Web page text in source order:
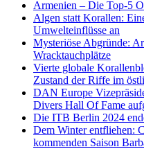
Armenien – Die Top-5
Algen statt Korallen:
Umwelteinflüsse an
Mysteriöse Abgründe:
Wracktauchplätze
Vierte globale
Zustand der Riffe im
DAN Europe
Divers Hall Of Fame
Die ITB Berlin 2024
Dem Winter entfliehen:
kommenden Saison